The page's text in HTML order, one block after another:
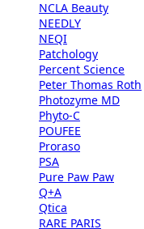
NCLA Beauty
NEEDLY
NEQI
Patchology
Percent Science
Peter Thomas Roth
Photozyme MD
Phyto-C
POUFEE
Proraso
PSA
Pure Paw Paw
Q+A
Qtica
RARE PARIS